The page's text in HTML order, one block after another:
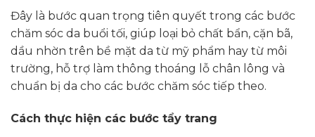
Đây là bước quan trọng tiên quyết trong các bước
chăm sóc da buổi tối, giúp loại bỏ chất bẩn, cặn bã,
dầu nhờn trên bề mặt da từ mỹ phẩm hay từ môi
trường, hỗ trợ làm thông thoáng lỗ chân lông và
chuẩn bị da cho các bước chăm sóc tiếp theo.
Cách thực hiện các bước tẩy trang